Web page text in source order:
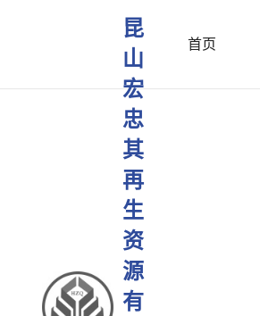
昆
山
宏
忠
其
再
生
资
源
有
首页